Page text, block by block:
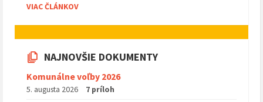
VIAC ČLÁNKOV
NAJNOVŠIE DOKUMENTY
Komunálne voľby 2026
5. augusta 2026 7 príloh